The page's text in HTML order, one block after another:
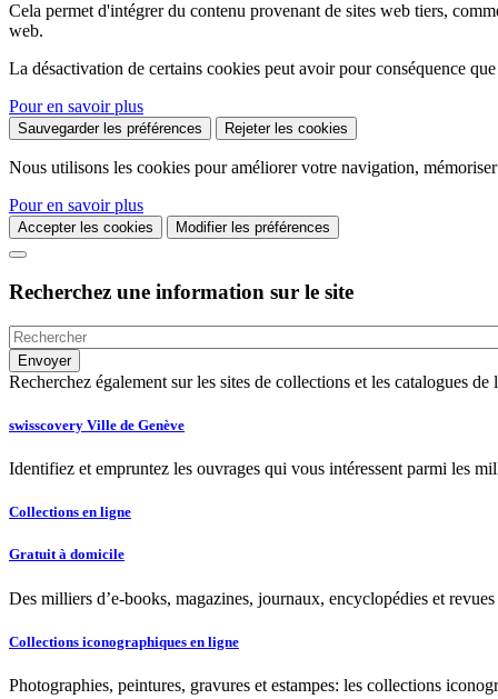
Cela permet d'intégrer du contenu provenant de sites web tiers,
web.
La désactivation de certains cookies peut avoir pour conséquence
Pour en savoir plus
Sauvegarder les préférences Rejeter les cookies
Nous utilisons les cookies pour améliorer votre navigation,
Pour en savoir plus
Accepter les cookies Modifier les préférences
Recherchez une information sur le site
Recherchez également sur les sites de collections et les catalogues
swisscovery Ville de Genève
Identifiez et empruntez les ouvrages qui vous intéressent parmi les
Collections en ligne
Gratuit à domicile
Des milliers d’e-books, magazines, journaux, encyclopédies et
Collections iconographiques en ligne
Photographies, peintures, gravures et estampes: les collections